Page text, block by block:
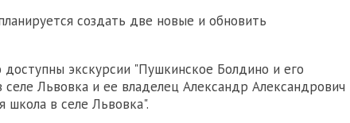
создать две новые и обновить
экскурсии "Пушкинское Болдино и его
селе Львовка и ее владелец Александр Александрович
в селе Львовка".